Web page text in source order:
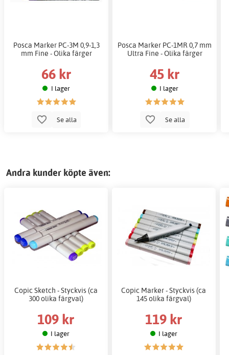
Posca Marker PC-3M 0,9-1,3
mm Fine - Olika färger
66 kr
I lager
Se alla
Posca Marker PC-1MR 0,7 mm
Ultra Fine - Olika färger
45 kr
I lager
Se alla
Andra kunder köpte även:
Copic Sketch - Styckvis (ca
300 olika färgval)
109 kr
I lager
Copic Marker - Styckvis (ca
145 olika färgval)
119 kr
I lager